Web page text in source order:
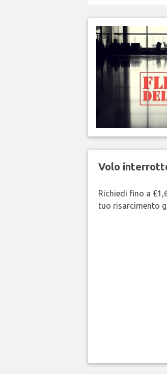
Volo
Richiedi fino a
tuo risarcimento